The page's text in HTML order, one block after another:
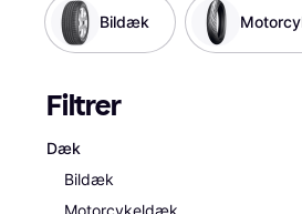
Mere om dæk »
Bildæk
Filtrer
Dæk
Bildæk
Motorcykeldæk